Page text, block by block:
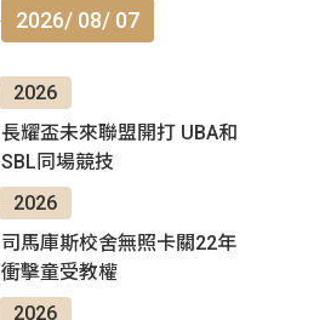
2026/ 08/ 07
2026
長耀盃未來聯盟開打 UBA和
SBL同場競技
2026
司馬庫斯校舍無照卡關22年
衝擊童受教權
2026